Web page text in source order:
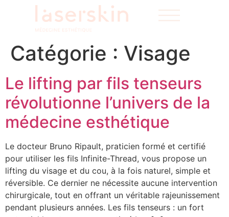
Catégorie : Visage
Le lifting par fils tenseurs
révolutionne l’univers de la
médecine esthétique
Le docteur Bruno Ripault, praticien formé et certifié
pour utiliser les fils Infinite-Thread, vous propose un
lifting du visage et du cou, à la fois naturel, simple et
réversible. Ce dernier ne nécessite aucune intervention
chirurgicale, tout en offrant un véritable rajeunissement
pendant plusieurs années. Les fils tenseurs : un fort